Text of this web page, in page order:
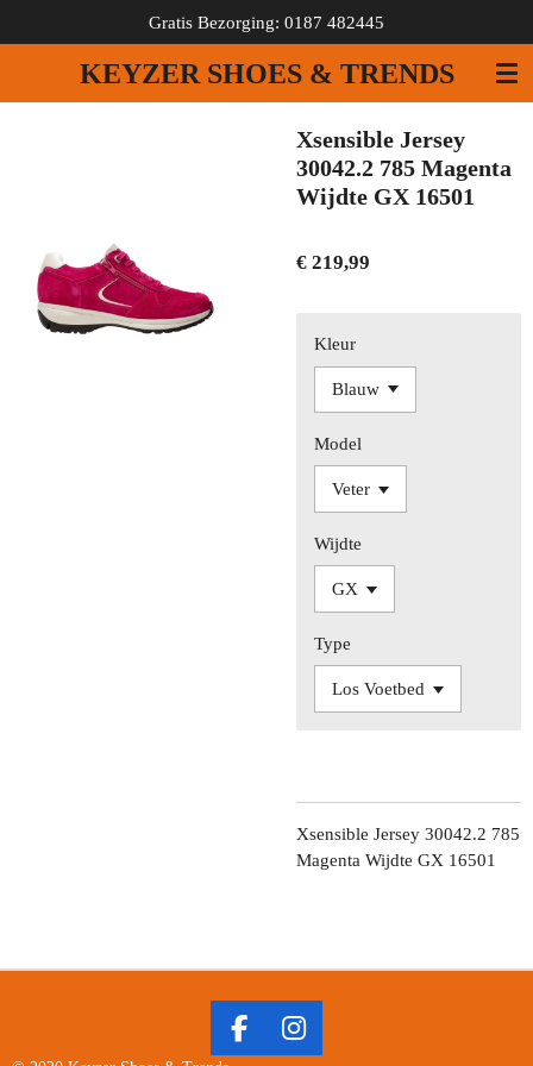
direct
de
KEYZER SHOES & TRENDS
Gratis Bezorging: 0187 482445
Xsensible Jersey
30042.2 785 Magenta
Wijdte GX 16501
€ 219,99
Kleur
Model
Wijdte
Type
Xsensible Jersey 30042.2 785
Magenta Wijdte GX 16501
F
I